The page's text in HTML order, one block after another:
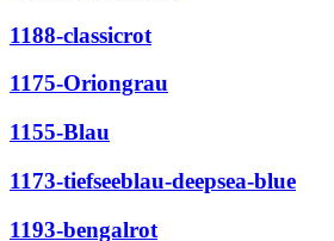
1188-classicrot
1175-Oriongrau
1155-Blau
1173-tiefseeblau-deepsea-blue
1193-bengalrot